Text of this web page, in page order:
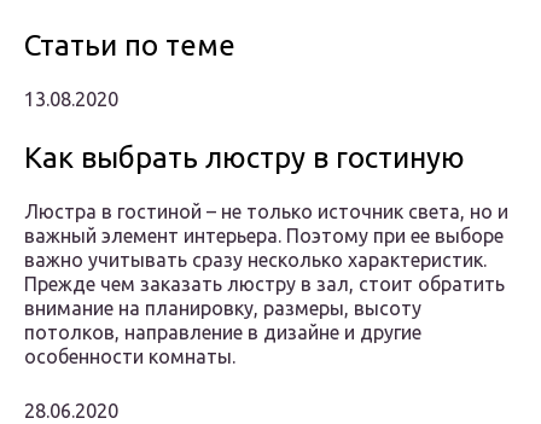
Статьи по теме
13.08.2020
Как выбрать люстру в гостиную
Люстра в гостиной – не только источник света, но и
важный элемент интерьера. Поэтому при ее выборе
важно учитывать сразу несколько характеристик.
Прежде чем заказать люстру в зал, стоит обратить
внимание на планировку, размеры, высоту
потолков, направление в дизайне и другие
особенности комнаты.
28.06.2020